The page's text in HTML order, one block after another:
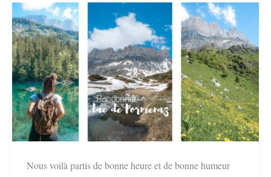
refuge
d’la
Croë
Nous voilà partis de bonne heure et de bonne humeur